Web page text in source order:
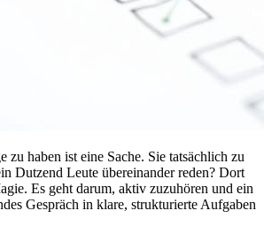
zu haben ist eine Sache. Sie tatsächlich zu
Dutzend Leute übereinander reden? Dort
Es geht darum, aktiv zuzuhören und ein
Gespräch in klare, strukturierte Aufgaben